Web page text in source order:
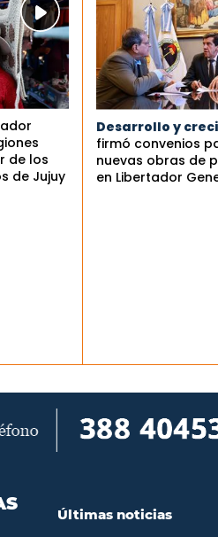
de los
de Jujuy
Desarrollo y
firmó convenios
nuevas obras de
en Libertador
Últimas noticias